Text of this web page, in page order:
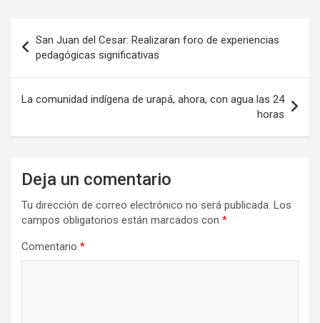
de
entradas
San Juan del Cesar: Realizaran foro de experiencias
pedagógicas significativas
La comunidad indígena de urapá, ahora, con agua las 24
horas
Deja un comentario
Tu dirección de correo electrónico no será publicada. Los
campos obligatorios están marcados con *
Comentario *